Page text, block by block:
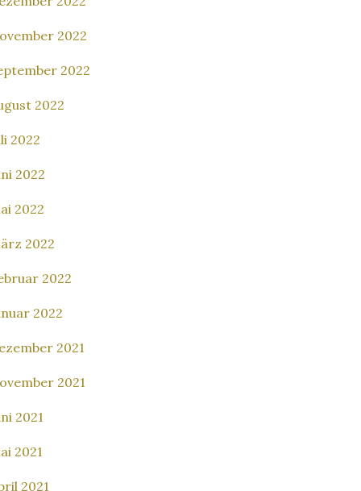
2022
2022
2022
2022
2022
2022
2022
2022
2022
2021
2021
2021
2021
2021